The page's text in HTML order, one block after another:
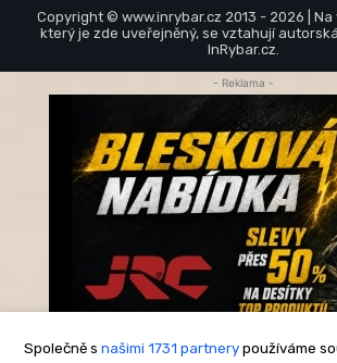
Copyright © www.inrybar.cz 2013 - 2026 |
který je zde uveřejněný, se vztahují
InRybar.cz.
Společně s našimi 1731 partnery používáme
- Reklama -